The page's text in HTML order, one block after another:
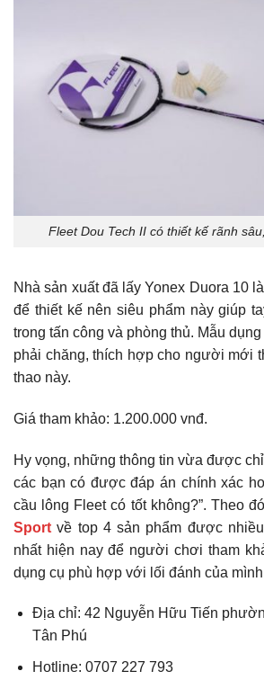
Fleet Dou Tech II có thiết kế rãnh
Nhà sản xuất đã lấy Yonex Duora 10
để thiết kế nên siêu phẩm này giúp
trong tấn công và phòng thủ. Mẫu
phải chăng, thích hợp cho người mới
thao này.
Giá tham khảo: 1.200.000 vnđ.
Hy vọng, những thông tin vừa được
các bạn có được đáp án chính xác
cầu lông Fleet có tốt không?”. Theo
Sport về top 4 sản phẩm được
nhất hiện nay để người chơi tham
dụng cụ phù hợp với lối đánh của
Địa chỉ: 42 Nguyễn Hữu Tiến
Tân Phú
Hotline: 0707 227 793